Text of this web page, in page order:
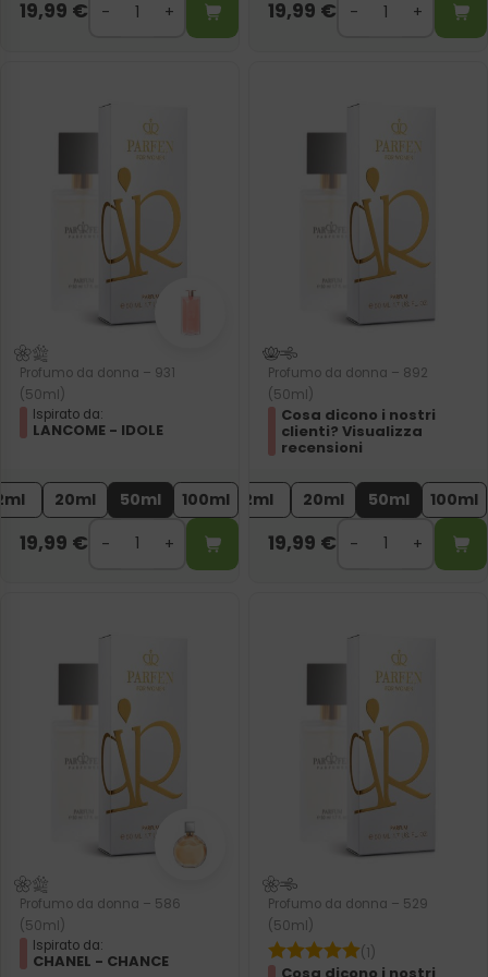
19,99 € 19,99 €
Profumo da donna – 931
(50ml)
Ispirato da:
LANCOME - IDOLE
20ml 50ml 100ml
19,99 €
Profumo da donna – 892
(50ml)
Cosa dicono i nostri
clienti? Visualizza
recensioni
2ml 20ml 50ml 100ml
19,99 €
Profumo da donna – 586
(50ml)
Ispirato da:
CHANEL - CHANCE
Profumo da donna – 529
(50ml)
(1)